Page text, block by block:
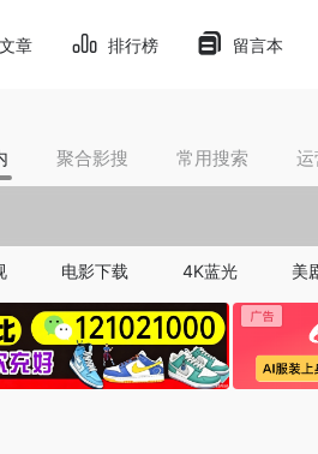
章 排行榜 留言本
聚合影搜 常用搜索
电影下载 4K蓝光 美